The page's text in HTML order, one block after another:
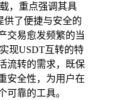
，重点强调其具
供了便捷与安全的
交易愈发频繁的当
现USDT互转的特
流转的需求，既保
安全性，为用户在
可靠的工具。